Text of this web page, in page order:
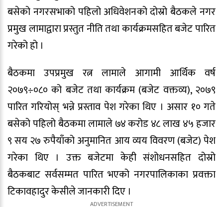
बसेको नगरसभाको पहिलो अधिवेशनको दोस्रो बैठकले नगर
प्रमुख लामाद्वारा प्रस्तुत नीति तथा कार्यक्रमसहित बजेट पारित
गरेको हो ।
बैठकमा उपप्रमुख रत्न लामाले आगामी आर्थिक वर्ष
२०७९÷०८० को बजेट तथा कार्यक्रम (बजेट वक्तव्य), २०७९
पारित गरियोस् भन्ने प्रस्ताव पेश गरेका थिए । असार १० गते
बसेको पहिलो बैठकमा लामाले ७४ करोड ४८ लाख ४५ हजार
९ सय २७ रुपैयाँको अनुमानित आय व्यय विवरण (बजेट) पेश
गरेका थिए । उक्त बजेटमा केही संशोधनसहित दोस्रो
बैठकबाट सर्वसम्मत पारित भएको नगरपालिकाका प्रवक्ता
टिकावहादुर केसीले जानकारी दिए ।